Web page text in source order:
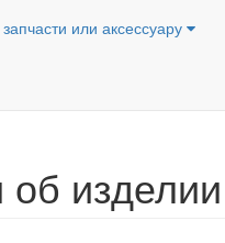
или аксессуару
изделии